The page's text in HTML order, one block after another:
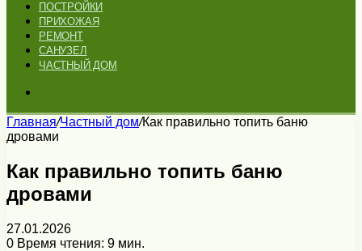
ПОСТРОЙКИ
ПРИХОЖАЯ
РЕМОНТ
САНУЗЕЛ
ЧАСТНЫЙ ДОМ
Главная/Частный дом/Как правильно топить баню
дровами
Как правильно топить баню
дровами
27.01.2026
0 Время чтения: 9 мин.